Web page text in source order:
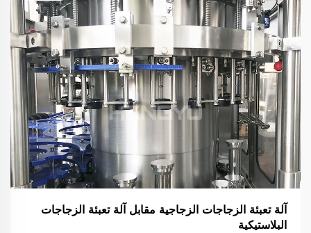
آلة تعبئة الزجاجات الزجاجية مقابل آلة تعبئة الزجاجات
البلاستيكية